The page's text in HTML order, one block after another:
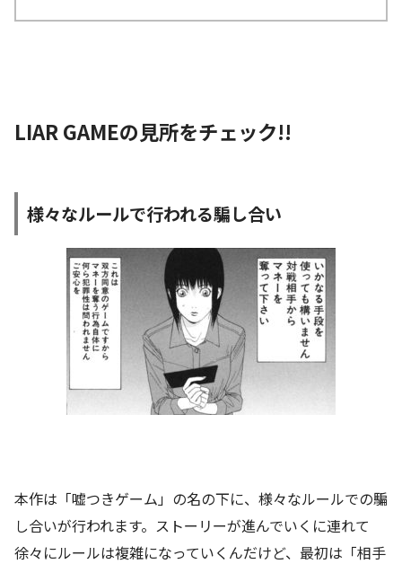
LIAR GAMEの見所をチェック!!
様々なルールで行われる騙し合い
本作は「嘘つきゲーム」の名の下に、様々なルールでの騙
し合いが行われます。ストーリーが進んでいくに連れて
徐々にルールは複雑になっていくんだけど、最初は「相手